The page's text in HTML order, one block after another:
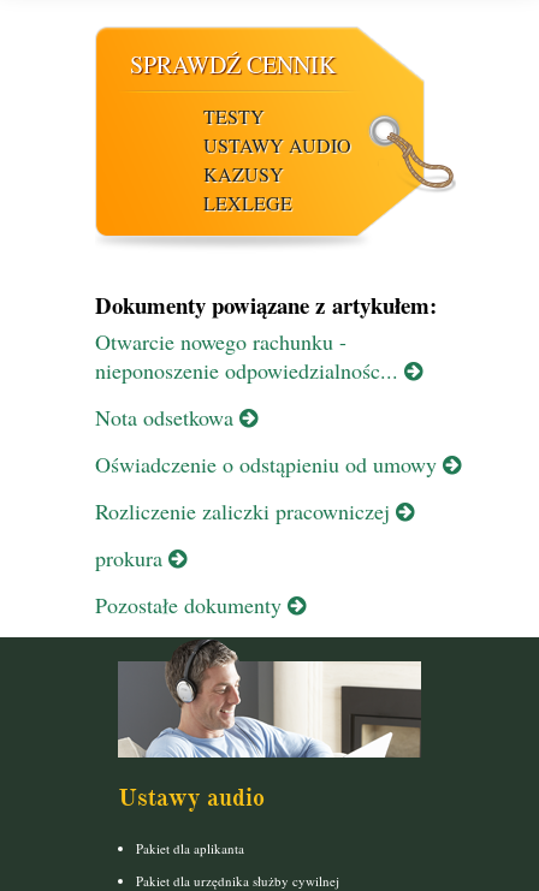
SPRAWDŹ CENNIK
TESTY
USTAWY AUDIO
KAZUSY
LEXLEGE
Dokumenty powiązane z artykułem:
Otwarcie nowego rachunku -
nieponoszenie odpowiedzialnośc...
Nota odsetkowa
Oświadczenie o odstąpieniu od umowy
Rozliczenie zaliczki pracowniczej
prokura
Pozostałe dokumenty
Ustawy audio
Pakiet dla aplikanta
Pakiet dla urzędnika służby cywilnej